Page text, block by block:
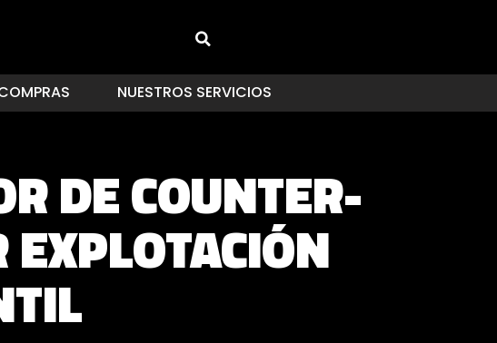
NUESTROS SERVICIOS
DE COUNTER-